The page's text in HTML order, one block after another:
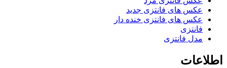
عکس های فانتزی جدید
عکس های فانتزی خنده دار
فانتزی
مدل فانتزی
اطلاعات